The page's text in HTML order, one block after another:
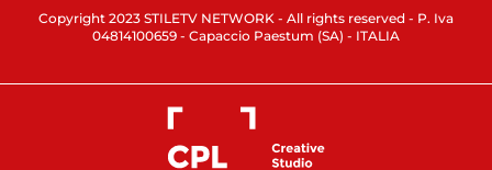
Copyright 2023 STILETV NETWORK - All rights reserved - P. Iva
04814100659 - Capaccio Paestum (SA) - ITALIA